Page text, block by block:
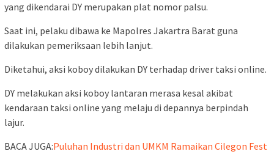
yang dikendarai DY merupakan plat nomor palsu.
Saat ini, pelaku dibawa ke Mapolres Jakartra Barat guna
dilakukan pemeriksaan lebih lanjut.
Diketahui, aksi koboy dilakukan DY terhadap driver taksi online.
DY melakukan aksi koboy lantaran merasa kesal akibat
kendaraan taksi online yang melaju di depannya berpindah
lajur.
BACA JUGA:Puluhan Industri dan UMKM Ramaikan Cilegon Fest